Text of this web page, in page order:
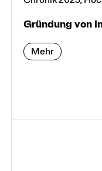
Gründung von
Mehr